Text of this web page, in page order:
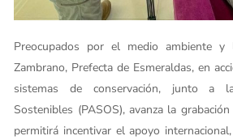
Preocupados por el medio ambiente y
Zambrano, Prefecta de Esmeraldas, en
sistemas de conservación, junto a
Sostenibles (PASOS), avanza la
permitirá incentivar el apoyo